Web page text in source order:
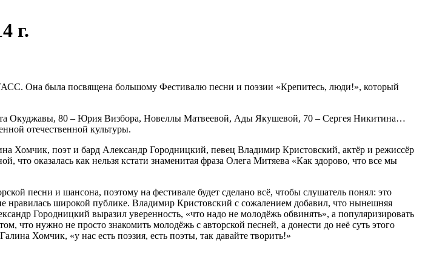
г.
Она была посвящена большому Фестивалю песни и поэзии «Крепитесь, люди!», который
Окуджавы, 80 – Юрия Визбора, Новеллы Матвеевой, Ады Якушевой, 70 – Сергея Никитина…
отечественной культуры.
Хомчик, поэт и бард Александр Городницкий, певец Владимир Кристовский, актёр и режиссёр
оказалась как нельзя кстати знаменитая фраза Олега Митяева «Как здорово, что все мы
песни и шансона, поэтому на фестивале будет сделано всё, чтобы слушатель понял: это
нравилась широкой публике. Владимир Кристовский с сожалением добавил, что нынешняя
Городницкий выразил уверенность, «что надо не молодёжь обвинять», а популяризировать
что нужно не просто знакомить молодёжь с авторской песней, а донести до неё суть этого
Хомчик, «у нас есть поэзия, есть поэты, так давайте творить!»